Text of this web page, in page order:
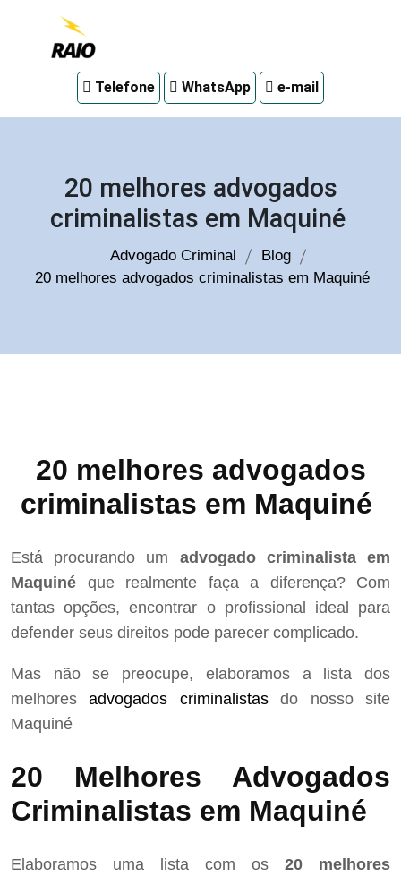
em
Telefone WhatsApp e-mail
20 melhores advogados
criminalistas em Maquiné
Advogado Criminal
Blog
20 melhores advogados criminalistas em Maquiné
20 melhores advogados
criminalistas em Maquiné
Está procurando um advogado criminalista em
Maquiné que realmente faça a diferença? Com
tantas opções, encontrar o profissional ideal para
defender seus direitos pode parecer complicado.
Mas não se preocupe, elaboramos a lista dos
melhoresadvogados criminalistasdo nosso site
Maquiné
20 Melhores Advogados
Criminalistas em Maquiné
Elaboramos uma lista com os 20 melhores